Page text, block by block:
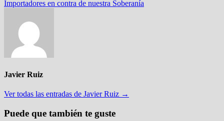
entradas
siguiente:
Importadores en contra de nuestra Soberanía
Javier Ruiz
Ver todas las entradas de Javier Ruiz →
Puede que también te guste